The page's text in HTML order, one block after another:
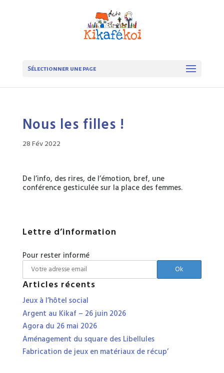
Sélectionner une page
Nous les filles !
28 Fév 2022
De l’info, des rires, de l’émotion, bref, une
conférence gesticulée sur la place des femmes.
Lettre d’information
Pour rester informé
Articles récents
Jeux à l’hôtel social
Argent au Kikaf – 26 juin 2026
Agora du 26 mai 2026
Aménagement du square des Libellules
Fabrication de jeux en matériaux de récup’